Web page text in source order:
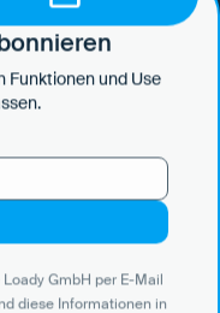
außerdem ein
Funktionen und Use
GmbH per E-Mail
diese Informationen in